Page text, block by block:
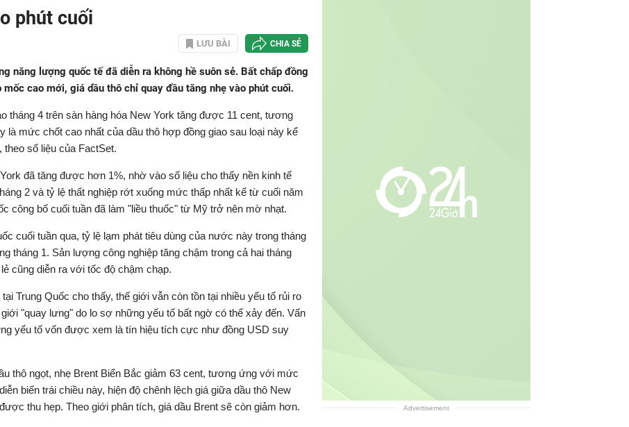
phút cuối
LƯU BÀI CHIA SẺ
năng lượng quốc tế đã diễn ra không hề suôn sẻ. Bất chấp đồng
cao mới, giá dầu thô chỉ quay đầu tăng nhẹ vào phút cuối.
tháng 4 trên sàn hàng hóa New York tăng được 11 cent, tương
là mức chốt cao nhất của dầu thô hợp đồng giao sau loại này kể
số liệu của FactSet.
đã tăng được hơn 1%, nhờ vào số liệu cho thấy nền kinh tế
2 và tỷ lệ thất nghiệp rớt xuống mức thấp nhất kể từ cuối năm
công bố cuối tuần đã làm "liều thuốc" từ Mỹ trở nên mờ nhạt.
cuối tuần qua, tỷ lệ lạm phát tiêu dùng của nước này trong tháng
tháng 1. Sản lượng công nghiệp tăng chậm trong cả hai tháng
cũng diễn ra với tốc độ chậm chạp.
Trung Quốc cho thấy, thế giới vẫn còn tồn tại nhiều yếu tố rủi ro
"quay lưng" do lo sợ những yếu tố bất ngờ có thể xảy đến. Vấn
yếu tố vốn được xem là tín hiệu tích cực như đồng USD suy
thô ngọt, nhẹ Brent Biển Bắc giảm 63 cent, tương ứng với mức
biến trái chiều này, hiện độ chênh lệch giá giữa dầu thô New
thu hẹp. Theo giới phân tích, giá dầu Brent sẽ còn giảm hơn.
Advertisement